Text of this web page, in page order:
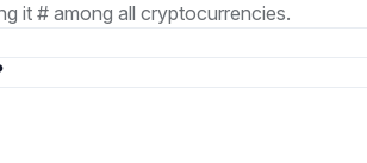
it # among all cryptocurrencies.